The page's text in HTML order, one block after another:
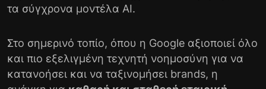
τα σύγχρονα μοντέλα AI.
Στο σημερινό τοπίο, όπου η Google αξιοποιεί όλο
και πιο εξελιγμένη τεχνητή νοημοσύνη για να
κατανοήσει και να ταξινομήσει brands, η